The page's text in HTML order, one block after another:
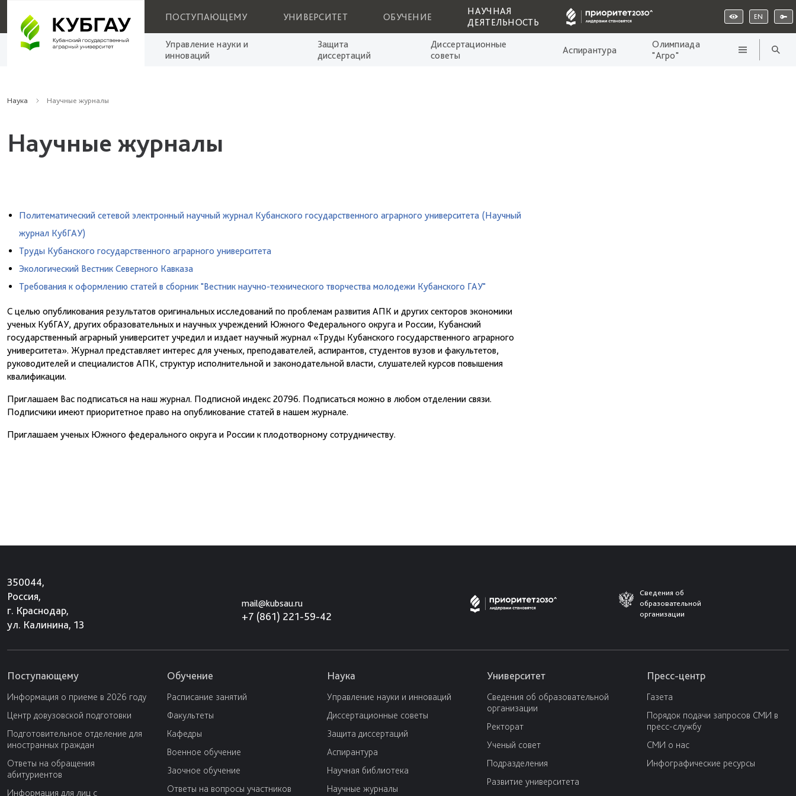
ПОСТУПАЮЩЕМУ УНИВЕРСИТЕТ ОБУЧЕНИЕ
НАУЧНАЯ
ДЕЯТЕЛЬНОСТЬ
EN
Управление науки и
инноваций
Защита
диссертаций
Диссертационные
советы
Аспирантура
Олимпиада
"Агро"
Наука Научные журналы
Научные журналы
Политематический сетевой электронный научный журнал Кубанского государственного аграрного университета (Научный
журнал КубГАУ)
Труды Кубанского государственного аграрного университета
Экологический Вестник Северного Кавказа
Tребования к оформлению статей в сборник "Вестник научно-технического творчества молодежи Кубанского ГАУ"
С целью опубликования результатов оригинальных исследований по проблемам развития АПК и других секторов экономики
ученых КубГАУ, других образовательных и научных учреждений Южного Федерального округа и России, Кубанский
государственный аграрный университет учредил и издает научный журнал «Труды Кубанского государственного аграрного
университета». Журнал представляет интерес для ученых, преподавателей, аспирантов, студентов вузов и факультетов,
руководителей и специалистов АПК, структур исполнительной и законодательной власти, слушателей курсов повышения
квалификации.
Приглашаем Вас подписаться на наш журнал. Подписной индекс 20796. Подписаться можно в любом отделении связи.
Подписчики имеют приоритетное право на опубликование статей в нашем журнале.
Приглашаем ученых Южного федерального округа и России к плодотворному сотрудничеству.
350044,
Россия,
г. Краснодар,
ул. Калинина, 13
mail@kubsau.ru
+7 (861) 221-59-42
Сведения об
образовательной
организации
Поступающему
Информация о приеме в 2026 году
Центр довузовской подготовки
Подготовительное отделение для
иностранных граждан
Ответы на обращения
абитуриентов
Информация для лиц с
Обучение
Расписание занятий
Факультеты
Кафедры
Военное обучение
Заочное обучение
Ответы на вопросы участников
Наука
Управление науки и инноваций
Диссертационные советы
Защита диссертаций
Аспирантура
Научная библиотека
Научные журналы
Университет
Сведения об образовательной
организации
Ректорат
Ученый совет
Подразделения
Развитие университета
Пресс-центр
Газета
Порядок подачи запросов СМИ в
пресс-службу
СМИ о нас
Инфографические ресурсы